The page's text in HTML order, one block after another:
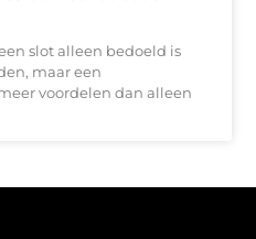
slot alleen bedoeld is
maar een
voordelen dan alleen